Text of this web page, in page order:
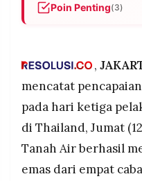
Poin Penting(3)
panjat tebing (2
perolehan menjadi
perunggu.
Timnas U-22
sepak bola meski
karena kalah
dalam klasemen
,
mencatat
pada hari ketiga
di Thailand, Jumat
Tanah Air berhasil
emas dari empat